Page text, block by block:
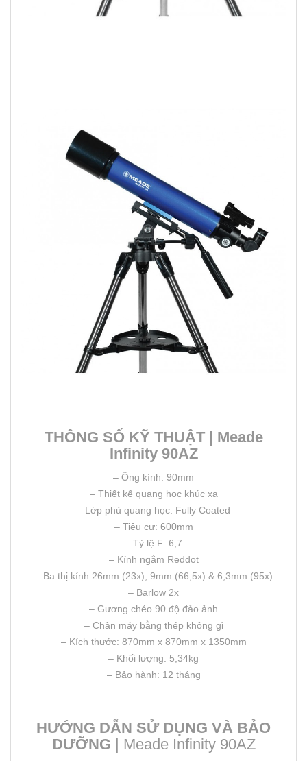
THÔNG SỐ KỸ THUẬT | Meade
Infinity 90AZ
– Ống kính: 90mm
– Thiết kế quang học khúc xạ
– Lớp phủ quang học: Fully Coated
– Tiêu cự: 600mm
– Tỷ lệ F: 6,7
– Kính ngắm Reddot
– Ba thị kính 26mm (23x), 9mm (66,5x) & 6,3mm (95x)
– Barlow 2x
– Gương chéo 90 độ đảo ảnh
– Chân máy bằng thép không gỉ
– Kích thước: 870mm x 870mm x 1350mm
– Khối lượng: 5,34kg
– Bảo hành: 12 tháng
HƯỚNG DẪN SỬ DỤNG VÀ BẢO
DƯỠNG | Meade Infinity 90AZ